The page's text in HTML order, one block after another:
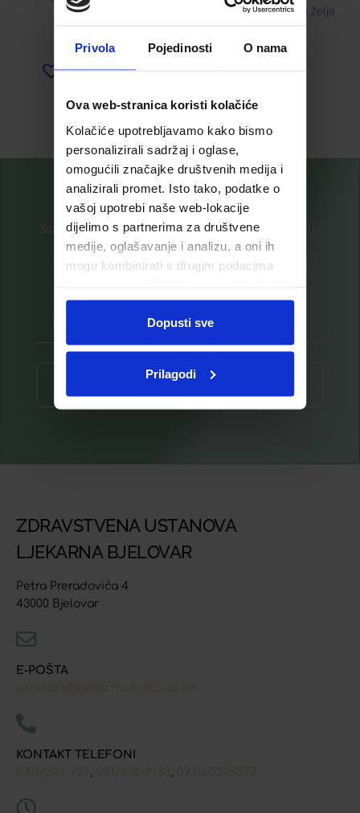
Privola Pojedinosti O nama
Ova web-stranica koristi kolačiće
Kolačiće upotrebljavamo kako bismo
personalizirali sadržaj i oglase,
omogućili značajke društvenih medija i
analizirali promet. Isto tako, podatke o
vašoj upotrebi naše web-lokacije
dijelimo s partnerima za društvene
medije, oglašavanje i analizu, a oni ih
mogu kombinirati s drugim podacima
ste upotrebljavali njihove usluge.
Dopusti sve
Prilagodi
Dodaj u listu želja
Pročitaj više
Dodaj u listu želja
Pročitaj više
Saznajte prvi za nove proizvode i ekskluzivne promocije
Prijavite se na listu za novosti
Prijava ⟶
ZDRAVSTVENA USTANOVA
LJEKARNA BJELOVAR
Petra Preradovića 4
43000 Bjelovar
E-POŠTA
KONTAKT TELEFONI